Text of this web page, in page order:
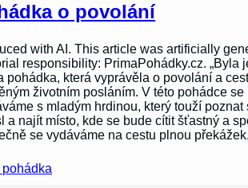
o povolání
with AI. This article was artificially
responsibility: PrimaPohádky.cz. „Byla
pohádka, která vyprávěla o povolání a
životním posláním. V této pohádce se
s mladým hrdinou, který touží poznat
a najít místo, kde se bude cítit šťastný a
se vydáváme na cestu plnou